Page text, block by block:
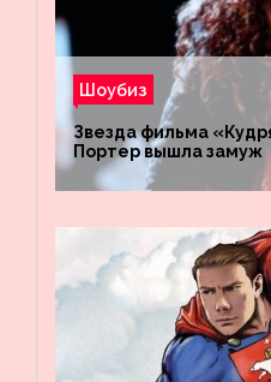
Шоубиз
Звезда фильма
Портер вышла замуж